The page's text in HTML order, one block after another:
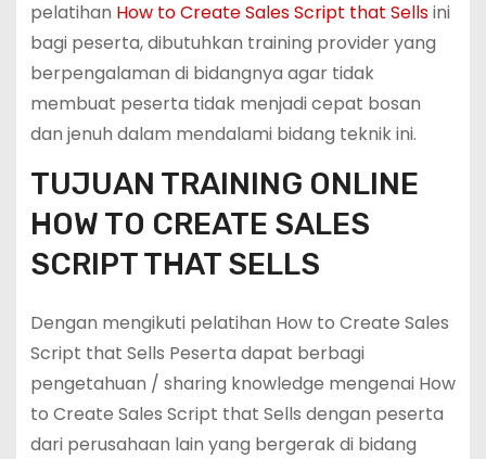
pelatihan How to Create Sales Script that Sellsini
bagi peserta, dibutuhkan training provider yang
berpengalaman di bidangnya agar tidak
membuat peserta tidak menjadi cepat bosan
dan jenuh dalam mendalami bidang teknik ini.
TUJUAN TRAINING ONLINE
HOW TO CREATE SALES
SCRIPT THAT SELLS
Dengan mengikuti pelatihan How to Create Sales
Script that Sells Peserta dapat berbagi
pengetahuan / sharing knowledge mengenai How
to Create Sales Script that Sells dengan peserta
dari perusahaan lain yang bergerak di bidang